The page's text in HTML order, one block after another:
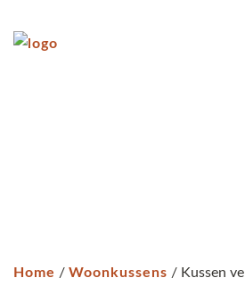
Home / Woonkussens / Kussen